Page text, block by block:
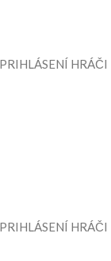
HRÁČI
HRÁČI